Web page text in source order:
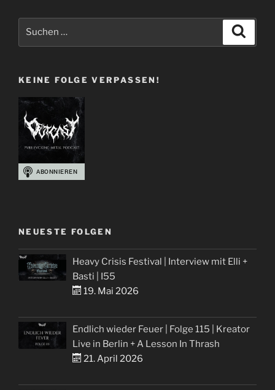
Von
Dinos
KEINE FOLGE VERPASSEN!
NEUESTE FOLGEN
Heavy Crisis Festival | Interview mit Elli +
Basti | I55
19. Mai 2026
Endlich wieder Feuer | Folge 115 | Kreator
Live in Berlin + A Lesson In Thrash
21. April 2026